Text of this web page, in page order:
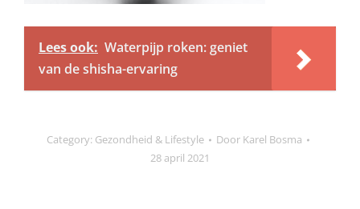
Lees ook: Waterpijp roken: geniet
van de shisha-ervaring
Category: Gezondheid & Lifestyle Door Karel Bosma
28 april 2021